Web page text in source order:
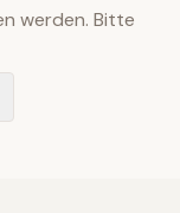
werden. Bitte